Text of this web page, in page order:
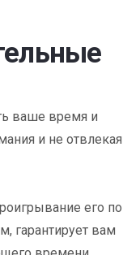
ваше время и
и не отвлекая
его по
гарантирует вам